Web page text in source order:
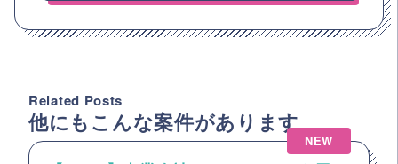
Related Posts
他にもこんな案件があります
NEW